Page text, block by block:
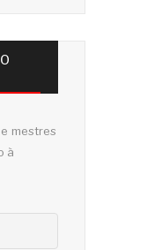
mestres
à